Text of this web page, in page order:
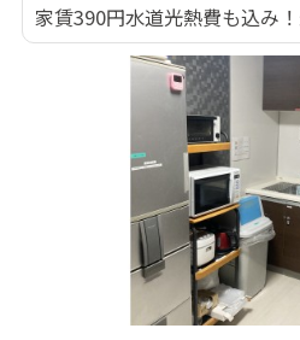
家賃390円水道光熱費も込み